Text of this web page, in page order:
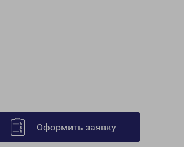
Оформить заявку